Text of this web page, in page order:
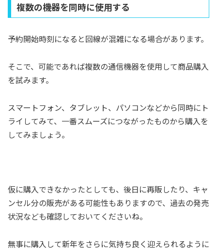
複数の機器を同時に使用する
予約開始時刻になると回線が混雑になる場合があります。
そこで、可能であれば複数の通信機器を使用して商品購入
を試みます。
スマートフォン、タブレット、パソコンなどから同時にト
ライしてみて、一番スムーズにつながったものから購入を
してみましょう。
仮に購入できなかったとしても、後日に再販したり、キャ
ンセル分の販売がある可能性もありますので、過去の発売
状況なども確認しておいてくださいね。
無事に購入して新年をさらに気持ち良く迎えられるように